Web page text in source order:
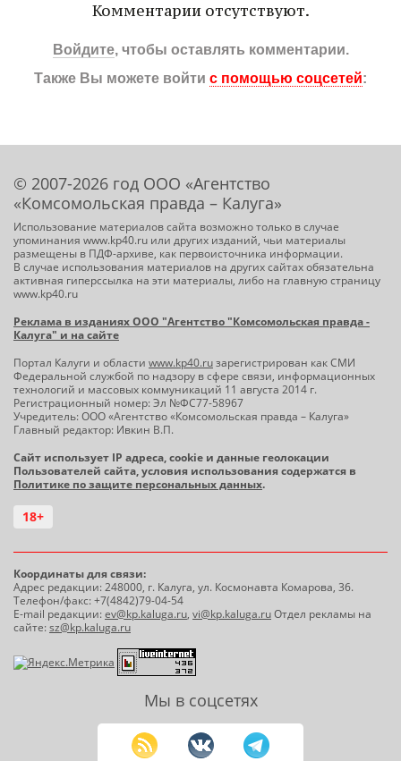
Комментарии отсутствуют.
Войдите, чтобы оставлять комментарии.
Также Вы можете войти с помощью соцсетей:
© 2007-2026 год ООО «Агентство
«Комсомольская правда – Калуга»
Использование материалов сайта возможно только в случае
упоминания www.kp40.ru или других изданий, чьи материалы
размещены в ПДФ-архиве, как первоисточника информации.
В случае использования материалов на других сайтах обязательна
активная гиперссылка на эти материалы, либо на главную страницу
www.kp40.ru
Реклама в изданиях ООО "Агентство "Комсомольская правда -
Калуга" и на сайте
Портал Калуги и области www.kp40.ruзарегистрирован как СМИ
Федеральной службой по надзору в сфере связи, информационных
технологий и массовых коммуникаций 11 августа 2014 г.
Регистрационный номер: Эл №ФС77-58967
Учредитель: ООО «Агентство «Комсомольская правда – Калуга»
Главный редактор: Ивкин В.П.
Сайт использует IP адреса, cookie и данные геолокации
Пользователей сайта, условия использования содержатся в
Политике по защите персональных данных.
18+
Координаты для связи:
Адрес редакции: 248000, г. Калуга, ул. Космонавта Комарова, 36.
Телефон/факс: +7(4842)79-04-54
E-mail редакции:ev@kp.kaluga.ru, vi@kp.kaluga.ruОтдел рекламы на
сайте:sz@kp.kaluga.ru
Мы в соцсетях